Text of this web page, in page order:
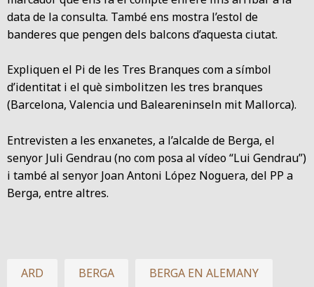
data de la consulta. També ens mostra l’estol de
banderes que pengen dels balcons d’aquesta ciutat.
Expliquen el Pi de les Tres Branques com a símbol
d’identitat i el què simbolitzen les tres branques
(Barcelona, Valencia und Baleareninseln mit Mallorca).
Entrevisten a les enxanetes, a l’alcalde de Berga, el
senyor Juli Gendrau (no com posa al vídeo “Lui Gendrau”)
i també al senyor Joan Antoni López Noguera, del PP a
Berga, entre altres.
ARD BERGA BERGA EN ALEMANY